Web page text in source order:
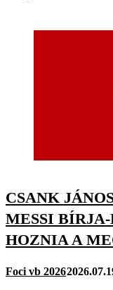
CSANK
MESSI
HOZNIA A
Foci vb 2026